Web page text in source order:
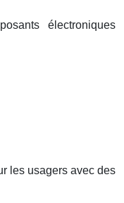
électroniques
les usagers avec des